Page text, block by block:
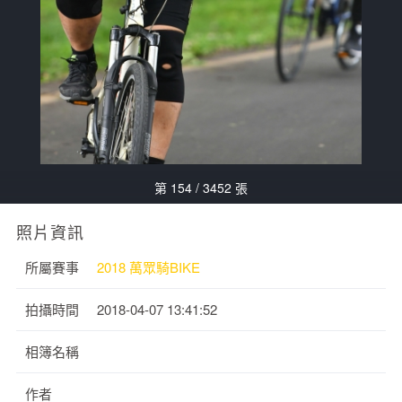
第 154 / 3452 張
照片資訊
所屬賽事 2018 萬眾騎BIKE
拍攝時間 2018-04-07 13:41:52
相簿名稱
作者